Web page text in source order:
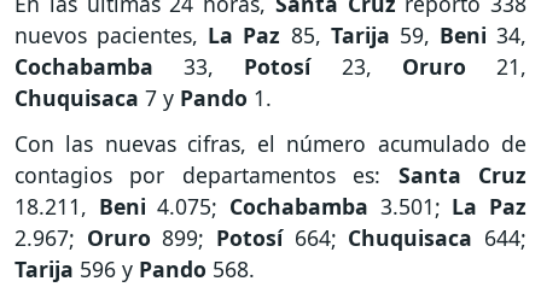
nuevos pacientes, La Paz 85, Tarija 59, Beni 34,
Cochabamba33, Potosí 23, Oruro 21,
Chuquisaca 7 y Pando 1.
Con las nuevas cifras, el número acumulado de
contagios por departamentos es: Santa Cruz
18.211, Beni4.075; Cochabamba 3.501; La Paz
2.967; Oruro899; Potosí 664; Chuquisaca 644;
Tarija 596 y Pando 568.